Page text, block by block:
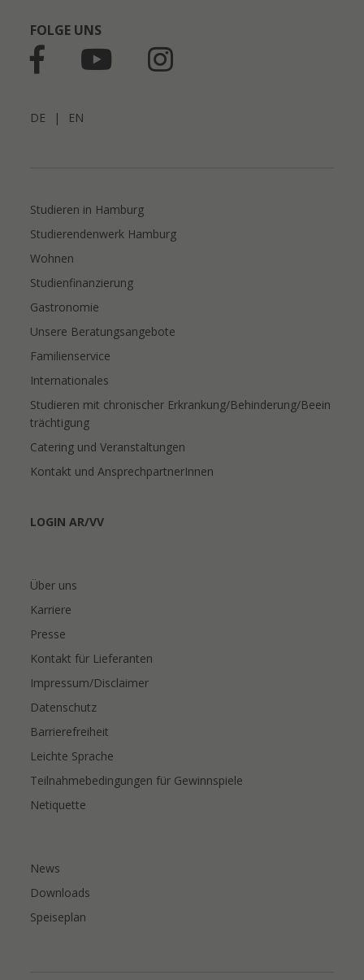
FOLGE UNS
DE | EN
Studieren in Hamburg
Studierendenwerk Hamburg
Wohnen
Studienfinanzierung
Gastronomie
Unsere Beratungsangebote
Familienservice
Internationales
Studieren mit chronischer Erkrankung/Behinderung/Beein
trächtigung
Catering und Veranstaltungen
Kontakt und AnsprechpartnerInnen
LOGIN AR/VV
Über uns
Karriere
Presse
Kontakt für Lieferanten
Impressum/Disclaimer
Datenschutz
Barrierefreiheit
Leichte Sprache
Teilnahmebedingungen für Gewinnspiele
Netiquette
News
Downloads
Speiseplan